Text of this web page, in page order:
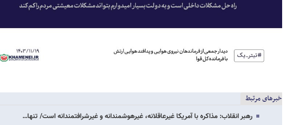
خبرهای مرتبط
رهبر انقلاب: مذاکره با آمریکا غیرعاقلانه، غیرهوشمندانه و غیرشرافتمندانه است/ تنها…